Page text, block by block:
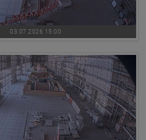
03.07.2026 15:00